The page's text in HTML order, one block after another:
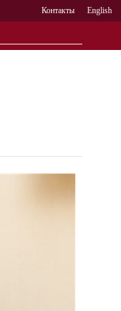
Контакты English